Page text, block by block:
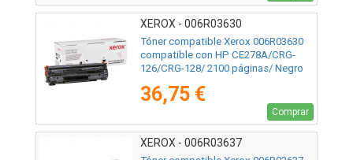
XEROX - 006R03630
Tóner compatible Xerox 006R03630
compatible con HP CE278A/CRG-
126/CRG-128/ 2100 páginas/ Negro
36,75 €
Comprar
XEROX - 006R03637